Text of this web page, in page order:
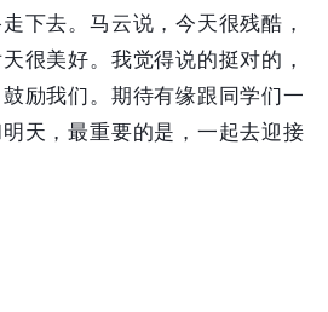
下去。马云说，今天很残酷，
很美好。我觉得说的挺对的，
励我们。期待有缘跟同学们一
天，最重要的是，一起去迎接